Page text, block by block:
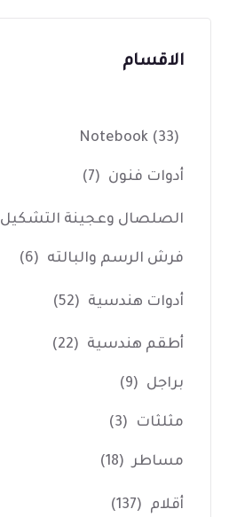
الاقسام
Notebook (33)
أدوات فنون (7)
الصلصال وعجينة التشكيل
فرش الرسم والبالته (6)
أدوات هندسية (52)
أطقم هندسية (22)
براجل (9)
مثلثات (3)
مساطر (18)
أقلام (137)